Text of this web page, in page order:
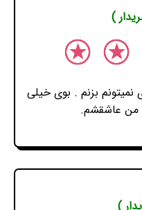
)
بزنم . بوی خیلی
من عاشقشم.
)